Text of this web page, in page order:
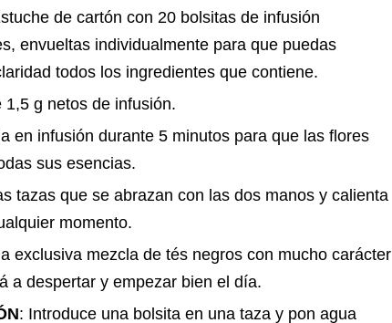
de cartón con 20 bolsitas de infusión
envueltas individualmente para que puedas
todos los ingredientes que contiene.
1,5 g netos de infusión.
en infusión durante 5 minutos para que las flores
sus esencias.
tazas que se abrazan con las dos manos y calienta
momento.
exclusiva mezcla de tés negros con mucho carácter
a despertar y empezar bien el día.
: Introduce una bolsita en una taza y pon agua